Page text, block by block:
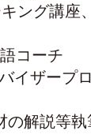
ング講座
コーチ
イザープ
の解説等執